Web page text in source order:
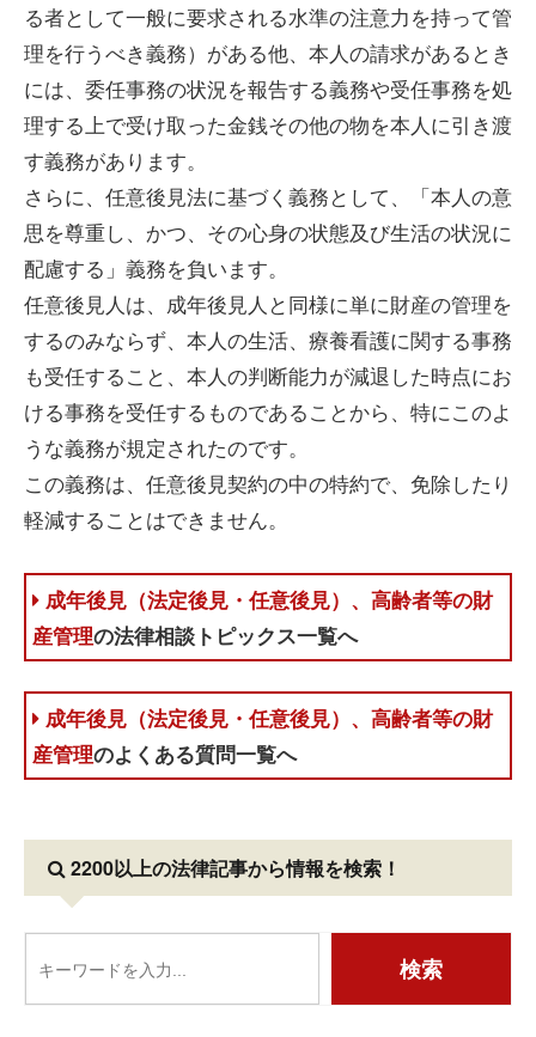
る者として一般に要求される水準の注意力を持って管
理を行うべき義務）がある他、本人の請求があるとき
には、委任事務の状況を報告する義務や受任事務を処
理する上で受け取った金銭その他の物を本人に引き渡
す義務があります。
さらに、任意後見法に基づく義務として、「本人の意
思を尊重し、かつ、その心身の状態及び生活の状況に
配慮する」義務を負います。
任意後見人は、成年後見人と同様に単に財産の管理を
するのみならず、本人の生活、療養看護に関する事務
も受任すること、本人の判断能力が減退した時点にお
ける事務を受任するものであることから、特にこのよ
うな義務が規定されたのです。
この義務は、任意後見契約の中の特約で、免除したり
軽減することはできません。
成年後見（法定後見・任意後見）、高齢者等の財
産管理の法律相談トピックス一覧へ
成年後見（法定後見・任意後見）、高齢者等の財
産管理のよくある質問一覧へ
2200以上の法律記事から情報を検索！